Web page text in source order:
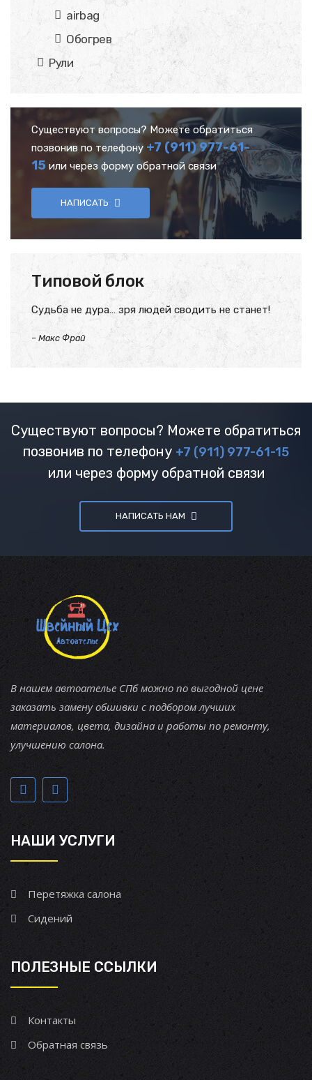
airbag
Обогрев
Рули
Существуют вопросы? Можете обратиться
позвонив по телефону +7 (911) 977-61-
15 или через форму обратной связи
НАПИСАТЬ
Типовой блок
Судьба не дура… зря людей сводить не станет!
– Макс Фрай
Существуют вопросы? Можете обратиться
позвонив по телефону +7 (911) 977-61-15
или через форму обратной связи
НАПИСАТЬ НАМ
В нашем автоателье СПб можно по выгодной цене
заказать замену обшивки с подбором лучших
материалов, цвета, дизайна и работы по ремонту,
улучшению салона.
НАШИ УСЛУГИ
Перетяжка салона
Сидений
ПОЛЕЗНЫЕ ССЫЛКИ
Контакты
Обратная связь